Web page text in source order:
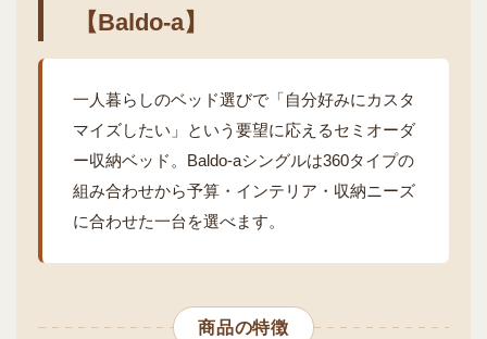
【Baldo-a】
一人暮らしのベッド選びで「自分好みにカスタ
マイズしたい」という要望に応えるセミオーダ
ー収納ベッド。Baldo-aシングルは360タイプの
組み合わせから予算・インテリア・収納ニーズ
に合わせた一台を選べます。
商品の特徴